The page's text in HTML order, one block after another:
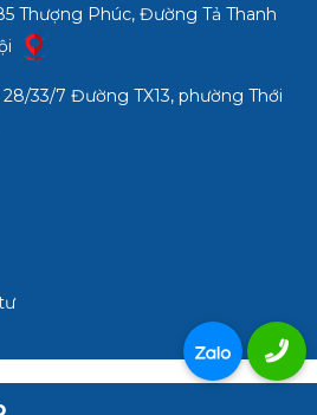
Thượng Phúc, Đường Tả Thanh
33/7 Đường TX13, phường Thới